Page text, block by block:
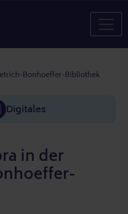
Bonhoeffer-Bibliothek
Digitales
in der